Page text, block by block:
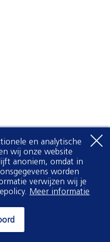
en analytische
wij onze website
anoniem, omdat in
worden
verwijzen wij je
Meer informatie